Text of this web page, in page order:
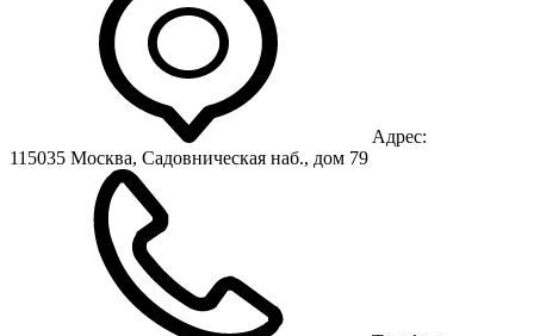
Адрес:
115035 Москва, Садовническая наб., дом 79